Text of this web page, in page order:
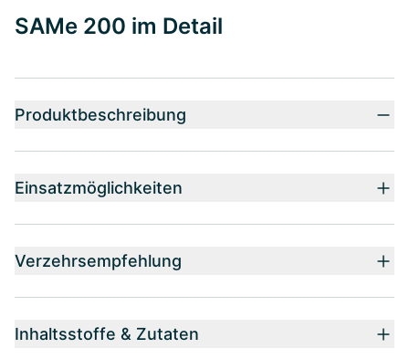
SAMe 200 im Detail
Produktbeschreibung
Einsatzmöglichkeiten
Verzehrsempfehlung
Inhaltsstoffe & Zutaten